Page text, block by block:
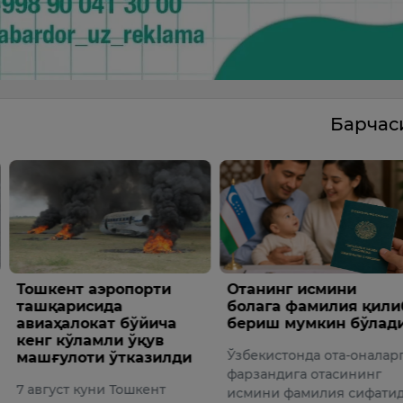
бўйича
ўқув
ўтказилди
Тошкент
Отанинг исмини
болага фамилия қилиб
бериш мумкин бўлади
Ўзбекистонда ота-оналарга
фарзандига отасининг
исмини фамилия сифатида
7
хизмат